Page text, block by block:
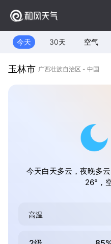
今天 30天 空气
玉林市 广西壮族自治区 - 中国
今天白天多云，夜晚多
26°，
高温